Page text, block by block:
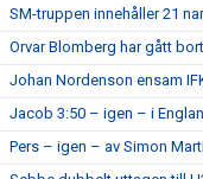
SM-truppen innehåller 21
Orvar Blomberg har gått bort
Johan Nordenson ensam
Jacob 3:50 – igen – i
Pers – igen – av Simon